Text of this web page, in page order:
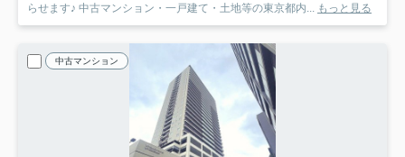
らせます♪ 中古マンション・一戸建て・土地等の東京都内... もっと見る
中古マンション